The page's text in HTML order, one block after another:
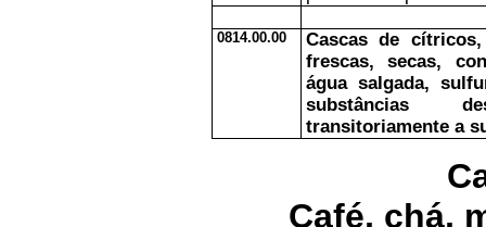
0814.00.00
Cascas de
frescas, secas,
água salgada,
substâncias
transitoriamente a
Café, chá,